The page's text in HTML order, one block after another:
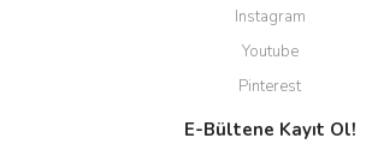
Instagram
Youtube
Pinterest
E-Bültene Kayıt Ol!